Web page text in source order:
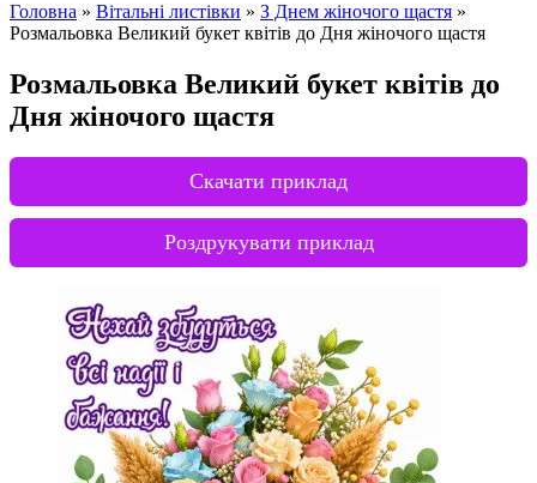
Головна » Вітальні листівки » З Днем жіночого щастя »
Розмальовка Великий букет квітів до Дня жіночого щастя
Розмальовка Великий букет квітів до
Дня жіночого щастя
Скачати приклад
Роздрукувати приклад